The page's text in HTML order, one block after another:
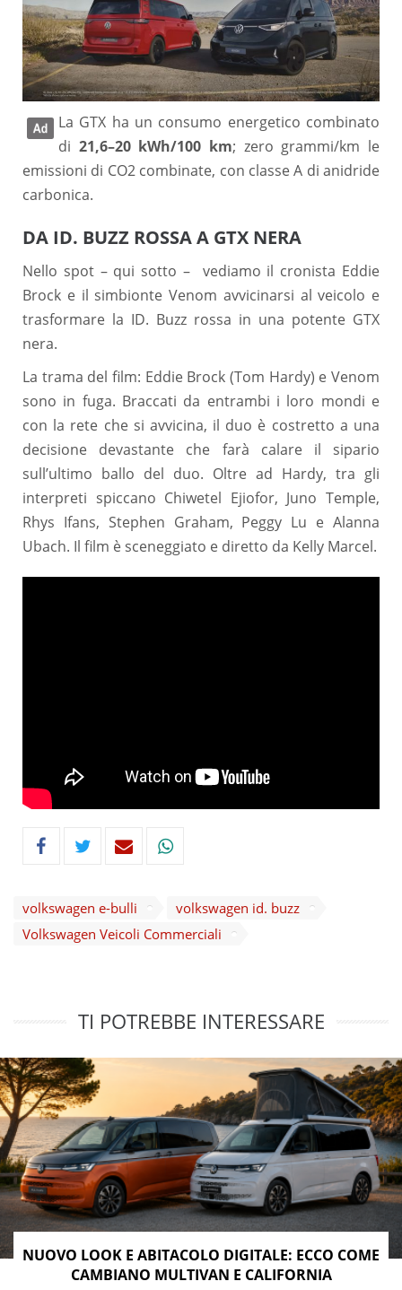
La GTX ha un consumo energetico combinato
di 21,6–20 kWh/100 km; zero grammi/km le
emissioni di CO2 combinate, con classe A di anidride
carbonica.
DA ID. BUZZ ROSSA A GTX NERA
Nello spot – qui sotto – vediamo il cronista Eddie
Brock e il simbionte Venom avvicinarsi al veicolo e
trasformare la ID. Buzz rossa in una potente GTX
nera.
La trama del film: Eddie Brock (Tom Hardy) e Venom
sono in fuga. Braccati da entrambi i loro mondi e
con la rete che si avvicina, il duo è costretto a una
decisione devastante che farà calare il sipario
sull’ultimo ballo del duo. Oltre ad Hardy, tra gli
interpreti spiccano Chiwetel Ejiofor, Juno Temple,
Rhys Ifans, Stephen Graham, Peggy Lu e Alanna
Ubach. Il film è sceneggiato e diretto da Kelly Marcel.
volkswagen e-bulli
volkswagen id. buzz
Volkswagen Veicoli Commerciali
TI POTREBBE INTERESSARE
NUOVO LOOK E ABITACOLO DIGITALE: ECCO COME
CAMBIANO MULTIVAN E CALIFORNIA